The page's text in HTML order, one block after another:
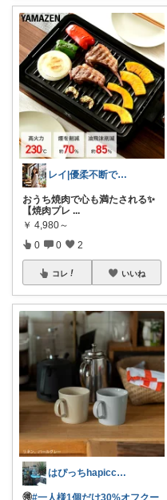
レイ|優柔不断で選べない🥲
おうち焼肉で心も満たされる✨
【焼肉プレ ...
￥ 4,980～
0 0 2
コレ いいね
はぴっちhapicchi💎🏃感謝💐